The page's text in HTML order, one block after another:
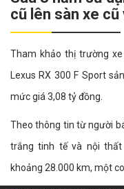
cũ lên sàn xe
Tham khảo thị trường
Lexus RX 300 F Sport
mức giá 3,08 tỷ đồng.
Theo thông tin từ người
trắng tinh tế và nội
khoảng 28.000 km, một